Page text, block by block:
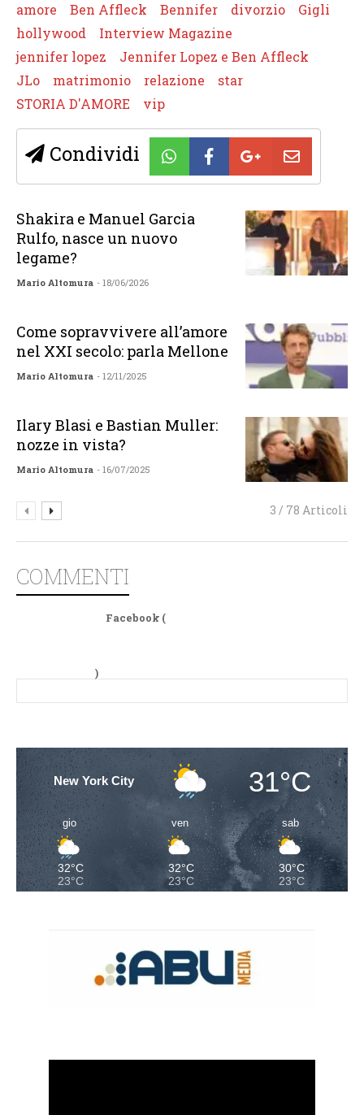
amore Ben Affleck Bennifer divorzio
Gigli
hollywood
Interview Magazine
jennifer lopez
Jennifer Lopez e Ben Affleck
JLo
matrimonio relazione
star
STORIA D'AMORE
vip
Condividi
Shakira e Manuel Garcia
Rulfo, nasce un nuovo
legame?
Mario Altomura - 18/06/2026
Come sopravvivere all’amore
nel XXI secolo: parla Mellone
Mario Altomura - 12/11/2025
Ilary Blasi e Bastian Muller:
nozze in vista?
Mario Altomura - 16/07/2025
3 / 78 Articoli
COMMENTI
Facebook (
)
New York City 31°C
gio
32°C
23°C
ven
32°C
23°C
sab
30°C
23°C